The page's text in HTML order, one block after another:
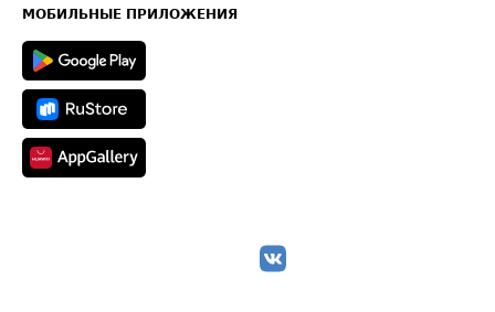
Техническая информация
МОБИЛЬНЫЕ ПРИЛОЖЕНИЯ